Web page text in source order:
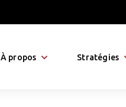
À propos Stratégies